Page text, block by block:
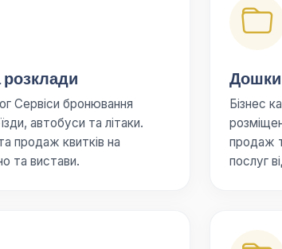
розклади
Сервіси бронювання
автобуси та літаки.
продаж квитків на
та вистави.
Бізнес
продаж
послуг